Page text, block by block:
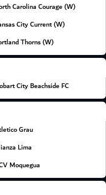
Carolina Courage (W)
City Current (W)
Thorns (W)
City Beachside FC
Grau
Lima
Moquegua